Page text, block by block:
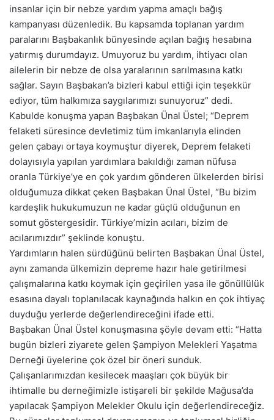
insanlar için bir nebze yardım yapma amaçlı bağış
kampanyası düzenledik. Bu kapsamda toplanan yardım
paralarını Başbakanlık bünyesinde açılan bağış hesabına
yatırmış durumdayız. Umuyoruz bu yardım, ihtiyacı olan
ailelerin bir nebze de olsa yaralarının sarılmasına katkı
sağlar. Sayın Başbakan’a bizleri kabul ettiği için teşekkür
ediyor, tüm halkımıza saygılarımızı sunuyoruz” dedi.
Kabulde konuşma yapan Başbakan Ünal Üstel; “Deprem
felaketi süresince devletimiz tüm imkanlarıyla elinden
gelen çabayı ortaya koymuştur diyerek, Deprem felaketi
dolayısıyla yapılan yardımlara bakıldığı zaman nüfusa
oranla Türkiye’ye en çok yardım gönderen ülkelerden birisi
olduğumuza dikkat çeken Başbakan Ünal Üstel, “Bu bizim
kardeşlik hukukumuzun ne kadar güçlü olduğunun en
somut göstergesidir. Türkiye’mizin acıları, bizim de
acılarımızdır” şeklinde konuştu.
Yardımların halen sürdüğünü belirten Başbakan Ünal Üstel,
aynı zamanda ülkemizin depreme hazır hale getirilmesi
çalışmalarına katkı koymak için geçirilen yasa ile gönüllülük
esasına dayalı toplanılacak kaynağında halkın en çok ihtiyaç
duyduğu yerlerde değerlendireceğini ifade etti.
Başbakan Ünal Üstel konuşmasına şöyle devam etti: “Hatta
bugün bizleri ziyarete gelen Şampiyon Melekleri Yaşatma
Derneği üyelerine çok özel bir öneri sunduk.
Çalışanlarımızdan kesilecek maaşları çok büyük bir
ihtimalle bu derneğimizle istişareli bir şekilde Mağusa’da
yapılacak Şampiyon Melekler Okulu için değerlendireceğiz.